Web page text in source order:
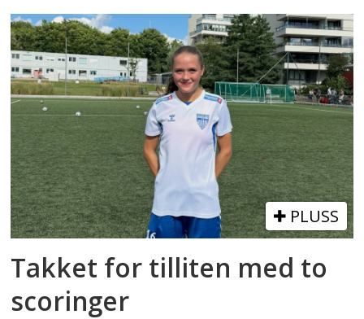
PLUSS
Takket for tilliten med to
scoringer